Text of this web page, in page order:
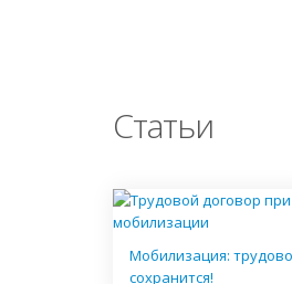
Статьи
Мобилизация:
сохранится!